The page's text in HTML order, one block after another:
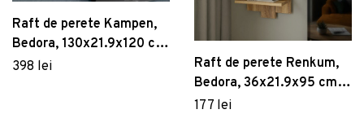
Raft de perete Kampen,
Bedora, 130x21.9x120 cm,
PAL, stejar/negru
398 lei
Raft de perete Renkum,
Bedora, 36x21.9x95 cm,
PAL, stejar
177 lei